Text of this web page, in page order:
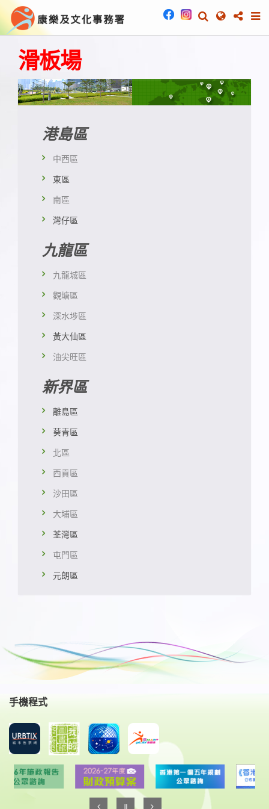
滑板場
港島區
中西區
東區
南區
灣仔區
九龍區
九龍城區
觀塘區
深水埗區
黃大仙區
油尖旺區
新界區
離島區
葵青區
北區
西貢區
沙田區
大埔區
荃灣區
屯門區
元朗區
手機程式